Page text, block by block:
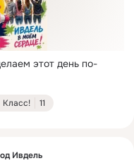
этот день по-
Класс! 11
Ивдель